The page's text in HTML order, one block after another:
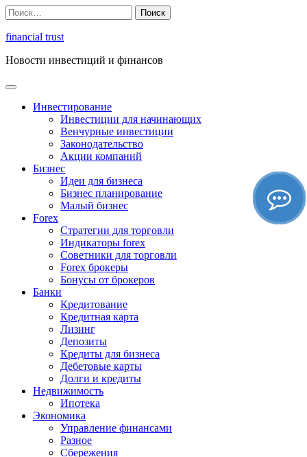
Перейти
к
содержимому
Найти:
financial trust
Новости инвестиций и финансов
Инвестирование
Инвестиции для начинающих
Венчурные инвестиции
Законодательство
Акции компаний
Бизнес
Идеи для бизнеса
Бизнес планирование
Малый бизнес
Forex
Стратегии для торговли
Индикаторы forex
Советники для торговли
Forex брокеры
Бонусы от брокеров
Банки
Кредитование
Кредитная карта
Лизинг
Депозиты
Кредиты для бизнеса
Дебетовые карты
Долги и кредиты
Недвижимость
Ипотека
Экономика
Управление финансами
Разное
Сбережения